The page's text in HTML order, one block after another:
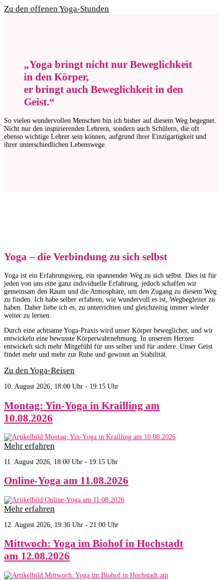
Zu den offenen Yoga-Stunden
„Yoga bringt nicht nur Beweglichkeit
in den Körper,
er bringt auch Beweglichkeit in den
Geist.“
So vielen wundervollen Menschen bin ich bisher auf diesem Weg begegnet.
Nicht nur den inspirierenden Lehrern, sondern auch Schülern, die oft
ebenso wichtige Lehrer sein können, aufgrund ihrer Einzigartigkeit und
ihrer unterschiedlichen Lebenswege.
Yoga – die Verbindung zu sich selbst
Yoga ist ein Erfahrungsweg, ein spannender Weg zu sich selbst. Dies ist für
jeden von uns eine ganz individuelle Erfahrung, jedoch schaffen wir
gemeinsam den Raum und die Atmosphäre, um den Zugang zu diesem Weg
zu finden. Ich habe selber erfahren, wie wundervoll es ist, Wegbegleiter zu
haben. Daher liebe ich es, zu unterrichten und gleichzeitig immer wieder
weiter zu lernen.
Durch eine achtsame Yoga-Praxis wird unser Körper beweglicher, und wir
entwickeln eine bewusste Körperwahrnehmung. In unserem Herzen
entwickelt sich mehr Mitgefühl für uns selber und für andere. Unser Geist
findet mehr und mehr zur Ruhe und gewinnt an Stabilität.
Zu den Yoga-Reisen
10. August 2026, 18:00 Uhr - 19:15 Uhr
Montag: Yin-Yoga in Krailling am
10.08.2026
Mehr erfahren
11. August 2026, 18:00 Uhr - 19:15 Uhr
Online-Yoga am 11.08.2026
Mehr erfahren
12. August 2026, 19:30 Uhr - 21:00 Uhr
Mittwoch: Yoga im Biohof in Hochstadt
am 12.08.2026